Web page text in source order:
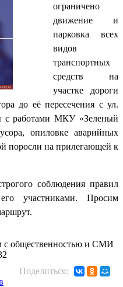
ограничено
движение и
парковка всех
видов
транспортных
средств на
участке дороги
до её пересечения с ул.
с работами МКУ «Зеленый
опиловке аварийных
поросли на прилегающей к
соблюдения правил
участниками. Просим
с общественностью и СМИ
Поделиться: